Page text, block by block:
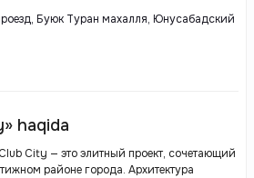
Буюк Туран махалля, Юнусабадский
haqida
City — это элитный проект, сочетающий
районе города. Архитектура